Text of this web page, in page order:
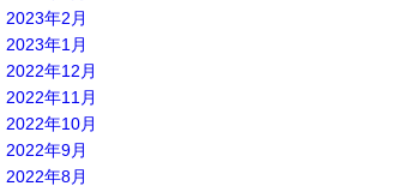
2023年2月
2023年1月
2022年12月
2022年11月
2022年10月
2022年9月
2022年8月